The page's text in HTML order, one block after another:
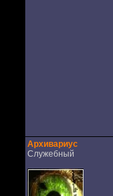
Архивариус
Служебный